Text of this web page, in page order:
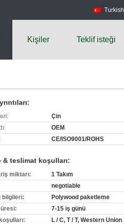
Turkish
Kişiler Teklif isteği
Çin
OEM
CE/ISO9001/ROHS
& teslimat koşulları:
miktarı:
1 Takım
negotiable
bilgileri:
Polywood paketleme
7-15 iş günü
L / C, T / T, Western Union